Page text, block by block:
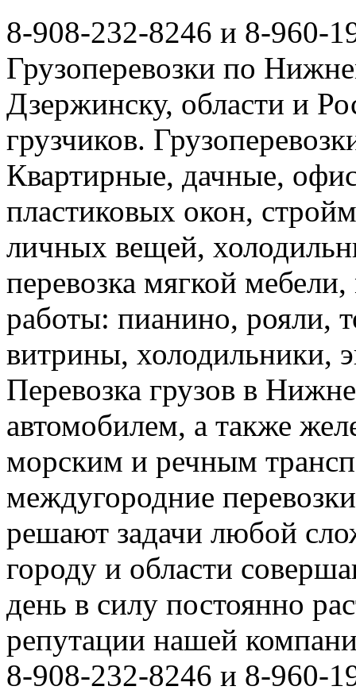
8-908-232-8246 и 8-960-
Грузоперевозки по
Дзержинску, области и
грузчиков.
Квартирные, дачные,
пластиковых окон,
личных вещей,
перевозка мягкой
работы: пианино, рояли,
витрины, холодильники,
Перевозка грузов в
автомобилем, а также
морским и речным
междугородние
решают задачи любой
городу и области
день в силу постоянно
репутации нашей
8-908-232-8246 и 8-960-